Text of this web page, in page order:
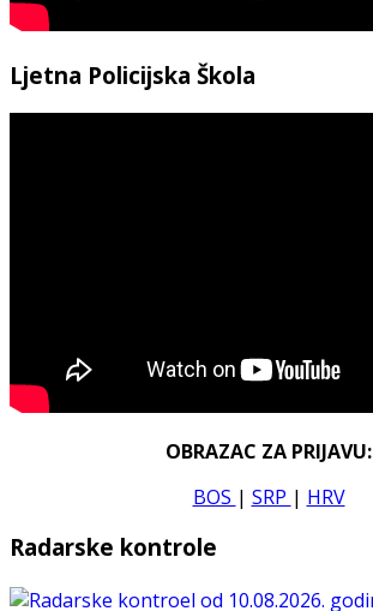
Ljetna Policijska Škola
OBRAZAC ZA PRIJAVU:
BOS | SRP | HRV
Radarske kontrole